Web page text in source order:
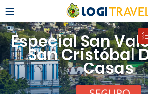
Especial San
San Cristóbal
Casas